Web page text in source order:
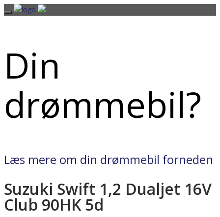
Din
drømmebil?
Læs mere om din drømmebil forneden
Suzuki Swift 1,2 Dualjet 16V
Club 90HK 5d